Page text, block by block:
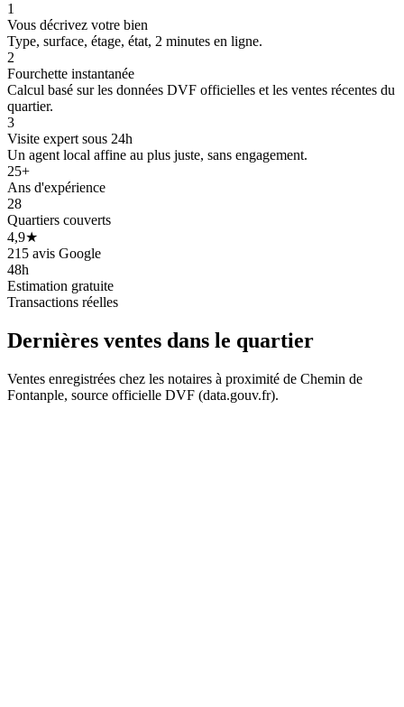
1
Vous décrivez votre bien
Type, surface, étage, état, 2 minutes en ligne.
2
Fourchette instantanée
Calcul basé sur les données DVF officielles et les ventes récentes du
quartier.
3
Visite expert sous 24h
Un agent local affine au plus juste, sans engagement.
25+
Ans d'expérience
28
Quartiers couverts
4,9★
215 avis Google
48h
Estimation gratuite
Transactions réelles
Dernières ventes dans le quartier
Ventes enregistrées chez les notaires à proximité de Chemin de
Fontanple, source officielle DVF (data.gouv.fr).
257 k€